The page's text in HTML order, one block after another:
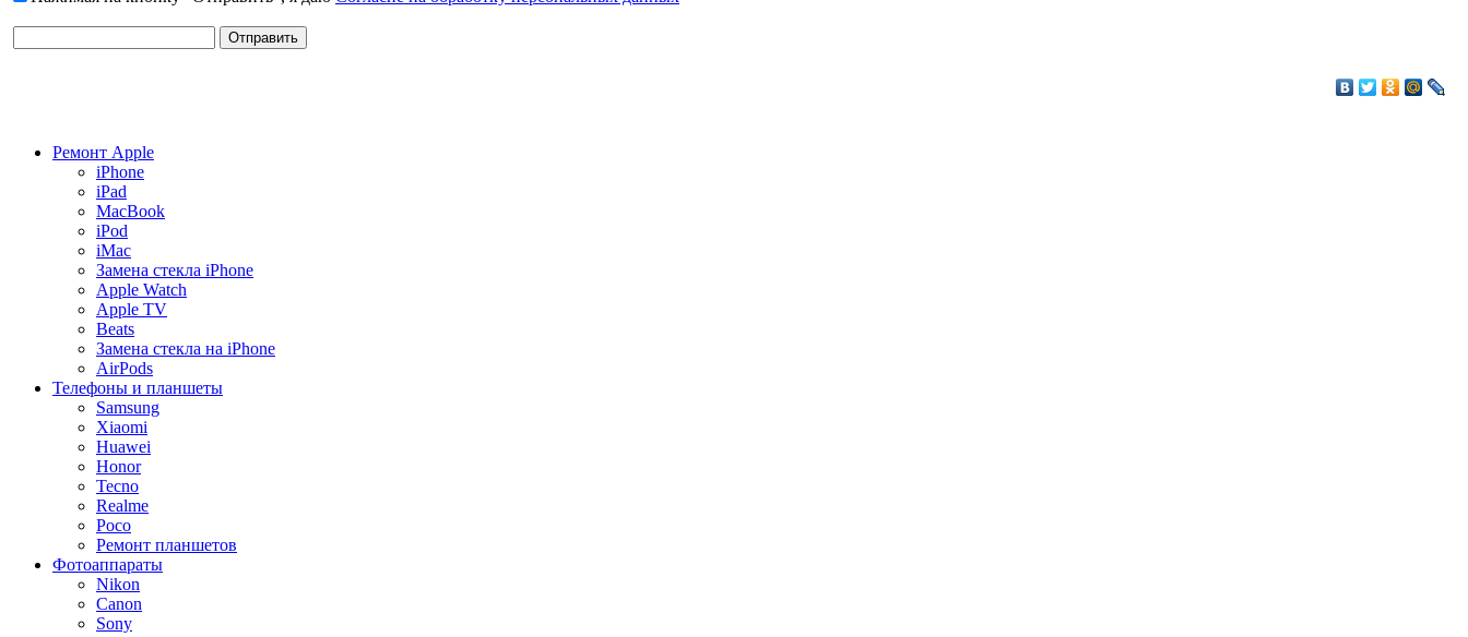
Ремонт Apple
iPhone
iPad
MacBook
iPod
iMac
Замена стекла iPhone
Apple Watch
Apple TV
Beats
Замена стекла на iPhone
AirPods
Телефоны и планшеты
Samsung
Xiaomi
Huawei
Honor
Tecno
Realme
Poco
Ремонт планшетов
Фотоаппараты
Nikon
Canon
Sony